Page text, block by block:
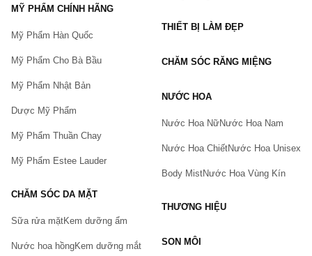
Bạn gặp vấn đề về sản phẩm hay mua hàng?
Hãy báo lỗi cho chúng tôi. Hoặc gọi cho chúng tôi qua số
MỸ PHẨM CHÍNH HÃNG
Mỹ Phẩm Hàn Quốc
Mỹ Phẩm Cho Bà Bầu
Mỹ Phẩm Nhật Bản
Dược Mỹ Phẩm
Mỹ Phẩm Thuần Chay
Mỹ Phẩm Estee Lauder
CHĂM SÓC DA MẶT
Sữa rửa mặtKem dưỡng ẩm
Nước hoa hồngKem dưỡng mắt
THIẾT BỊ LÀM ĐẸP
CHĂM SÓC RĂNG MIỆNG
NƯỚC HOA
Nước Hoa NữNước Hoa Nam
Nước Hoa ChiếtNước Hoa Unisex
Body MistNước Hoa Vùng Kín
THƯƠNG HIỆU
SON MÔI